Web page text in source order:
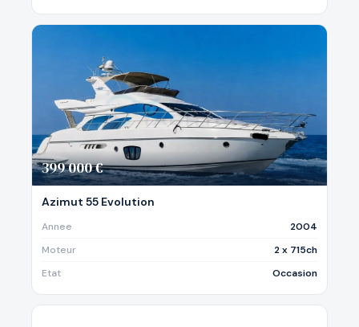
399 000 €
Azimut 55 Evolution
Annee
2004
Moteur
2 x 715ch
Etat
Occasion